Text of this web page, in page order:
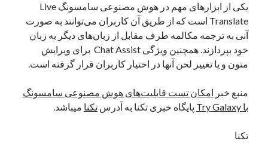
اکتبر 2023
سپتامبر 2023
آگوست 2023
جولای 2023
دسامبر 2022
دسته‌ها
دسته‌بندی نشده
یکی از ابزارهای مهم در هوش مصنوعی سامسونگ Live
Translate است که از طریق آن کاربران می‌توانند به صورت
آنی به ترجمه مکالمه طرف مقابل از زبان‌های دیگر به زبان
خود بپردازند. همچنین ویژگی Chat Assist برای ویرایش
متون و یا تغییر لحن آنها در اختیار کاربران قرار گرفته است.
منبع خبر امکان تست قابلیت‌های هوش مصنوعی سامسونگ
با Try Galaxy
پایگاه خبری تکنا به آدرستکنا میباشد.
تکنا